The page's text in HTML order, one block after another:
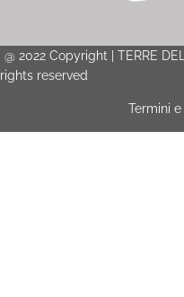
@ 2022 Copyright | TERRE
rights reserved
Termini